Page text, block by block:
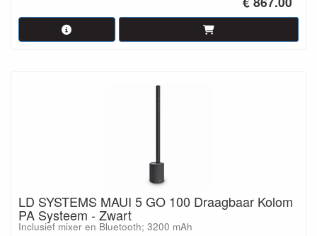
LD SYSTEMS MAUI 5 GO 100 Draagbaar Kolom
PA Systeem - Zwart
Inclusief mixer en Bluetooth; 3200 mAh